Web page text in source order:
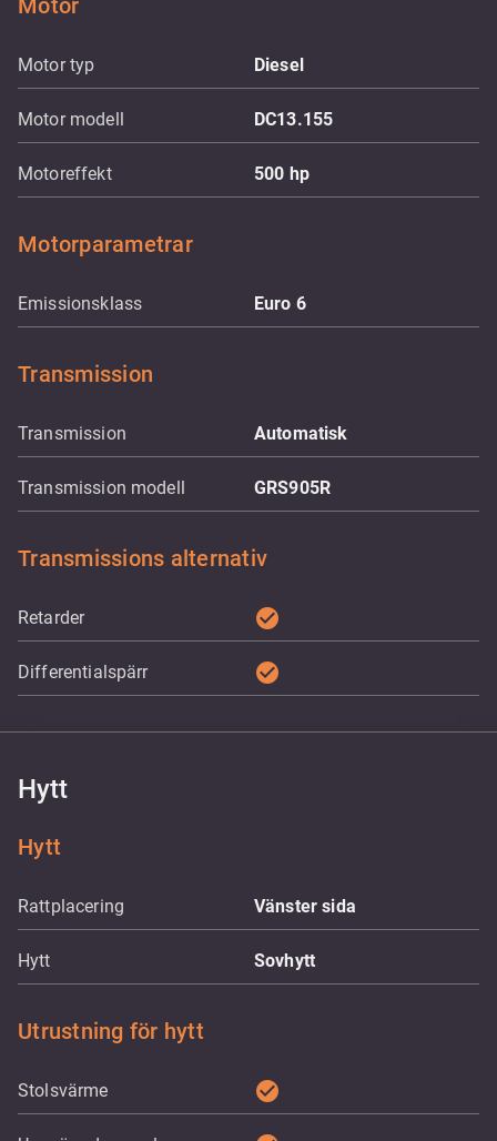
Motor
Motor typ Diesel
Motor modell DC13.155
Motoreffekt 500 hp
Motorparametrar
Emissionsklass Euro 6
Transmission
Transmission Automatisk
Transmission modell GRS905R
Transmissions alternativ
Retarder check_circle
Differentialspärr check_circle
Hytt
Hytt
Rattplacering Vänster sida
Hytt Sovhytt
Utrustning för hytt
Stolsvärme check_circle